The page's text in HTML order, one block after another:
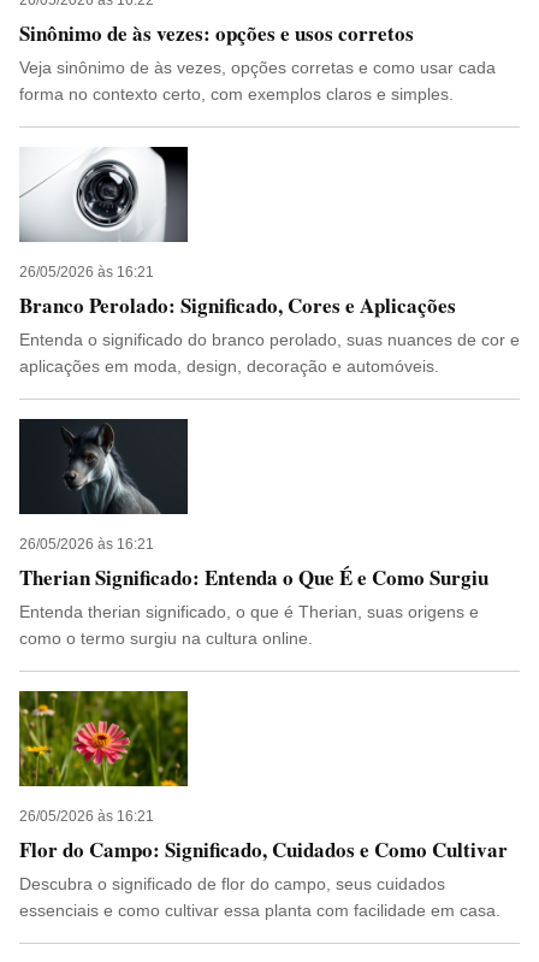
Sinônimo de às vezes: opções e usos corretos
Veja sinônimo de às vezes, opções corretas e como usar cada
forma no contexto certo, com exemplos claros e simples.
26/05/2026 às 16:21
Branco Perolado: Significado, Cores e Aplicações
Entenda o significado do branco perolado, suas nuances de cor e
aplicações em moda, design, decoração e automóveis.
26/05/2026 às 16:21
Therian Significado: Entenda o Que É e Como Surgiu
Entenda therian significado, o que é Therian, suas origens e
como o termo surgiu na cultura online.
26/05/2026 às 16:21
Flor do Campo: Significado, Cuidados e Como Cultivar
Descubra o significado de flor do campo, seus cuidados
essenciais e como cultivar essa planta com facilidade em casa.